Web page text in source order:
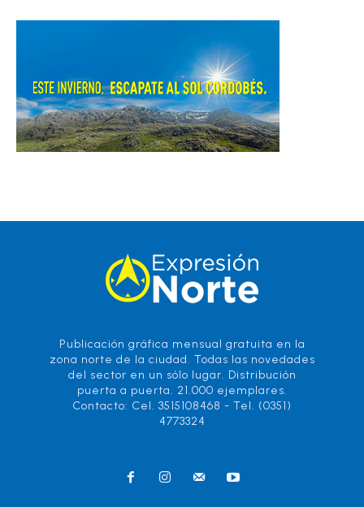
Publicación gráfica mensual gratuita en la
zona norte de la ciudad. Todas las novedades
del sector en un sólo lugar. Distribución
puerta a puerta. 21.000 ejemplares.
Contacto: Cel. 3515108468 - Tel. (0351)
4773324